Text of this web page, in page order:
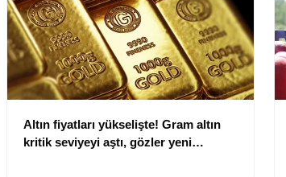
Altın fiyatları yükselişte! Gram altın
kritik seviyeyi aştı, gözler yeni